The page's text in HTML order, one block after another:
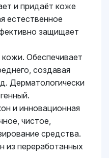
и придаёт коже
естественное
защищает
Обеспечивает
создавая
Дерматологически
и инновационная
чистое,
средства.
из переработанных